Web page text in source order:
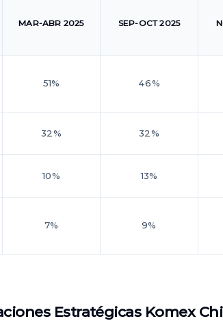
MAR-ABR 2025 SEP-OCT 2025
51% 46%
32% 32%
10% 13%
7% 9%
Estratégicas Komex